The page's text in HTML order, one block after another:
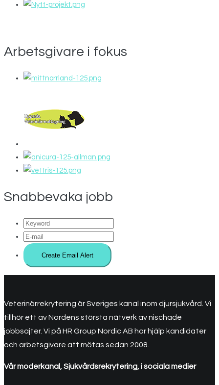
Arbetsgivare i fokus
Snabbevaka jobb
Veterinärrekrytering är Sveriges kanal inom djursjukvård. Vi
tillhör ett av Nordens största nätverk av nischade
jobbsajter. Vi på HR Group Nordic AB har hjälp kandidater
och arbetsgivare att mötas sedan 2008.
Vår moderkanal, Sjukvårdsrekrytering, i sociala medier